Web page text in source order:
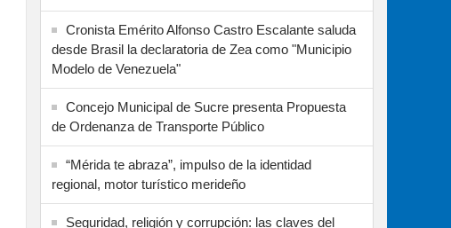
Cronista Emérito Alfonso Castro Escalante saluda
desde Brasil la declaratoria de Zea como "Municipio
Modelo de Venezuela"
Concejo Municipal de Sucre presenta Propuesta
de Ordenanza de Transporte Público
“Mérida te abraza”, impulso de la identidad
regional, motor turístico merideño
Seguridad, religión y corrupción: las claves del